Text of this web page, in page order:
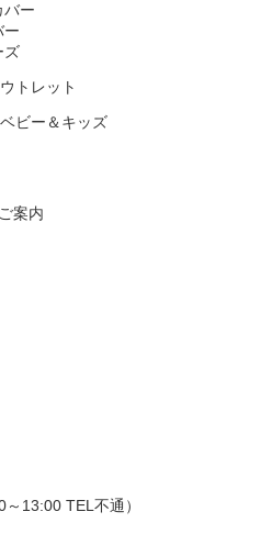
バー
ー
ズ
トレット
ベビー＆キッズ
案内
13:00 TEL不通）